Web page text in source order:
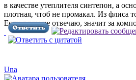
в качестве утеплителя синтепон, а
плотная, чтоб не промакал. Из флиса
Если я вам не отвечаю, значит за
Una